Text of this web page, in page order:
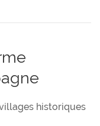
historiques